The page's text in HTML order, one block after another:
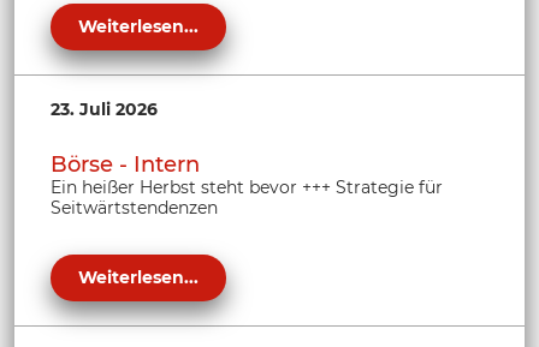
Weiterlesen...
23. Juli 2026
Börse - Intern
Ein heißer Herbst steht bevor +++ Strategie für
Seitwärtstendenzen
Weiterlesen...